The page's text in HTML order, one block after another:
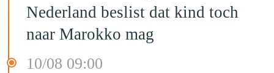
Nederland beslist dat kind toch
naar Marokko mag
10/08 09:00